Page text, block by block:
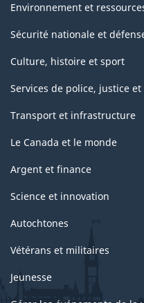
Environnement et
Sécurité nationale et
Culture, histoire et sport
Services de police, justice
Transport et infrastructure
Le Canada et le monde
Argent et finance
Science et innovation
Autochtones
Vétérans et militaires
Jeunesse